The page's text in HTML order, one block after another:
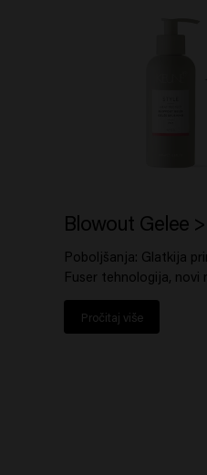
Blowout Gelee
Poboljšanja: Glatkija
Fuser tehnologija, novi
Pročitaj više